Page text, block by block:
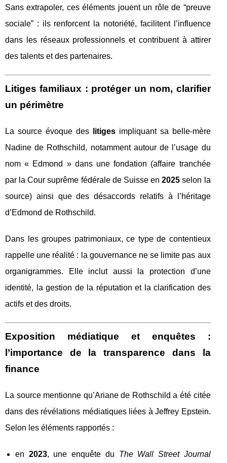
Sans extrapoler, ces éléments jouent un rôle de “preuve
sociale” : ils renforcent la notoriété, facilitent l’influence
dans les réseaux professionnels et contribuent à attirer
des talents et des partenaires.
Litiges familiaux : protéger un nom, clarifier
un périmètre
La source évoque des litigesimpliquant sa belle-mère
Nadine de Rothschild, notamment autour de l’usage du
nom « Edmond » dans une fondation (affaire tranchée
par la Cour suprême fédérale de Suisse en2025 selon la
source) ainsi que des désaccords relatifs à l’héritage
d’Edmond de Rothschild.
Dans les groupes patrimoniaux, ce type de contentieux
rappelle une réalité : la gouvernance ne se limite pas aux
organigrammes. Elle inclut aussi la protection d’une
identité, la gestion de la réputation et la clarification des
actifs et des droits.
Exposition médiatique et enquêtes :
l’importance de la transparence dans la
finance
La source mentionne qu’Ariane de Rothschild a été citée
dans des révélations médiatiques liées à Jeffrey Epstein.
Selon les éléments rapportés :
en 2023, une enquête du The Wall Street Journal